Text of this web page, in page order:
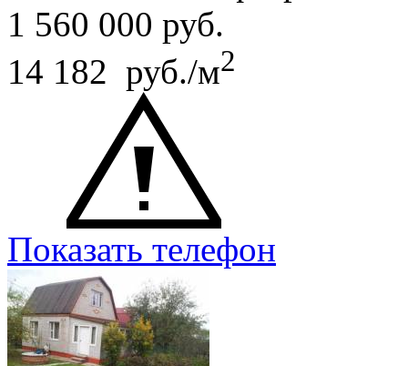
1 560 000 руб.
14 182 руб./м2
Показать телефон